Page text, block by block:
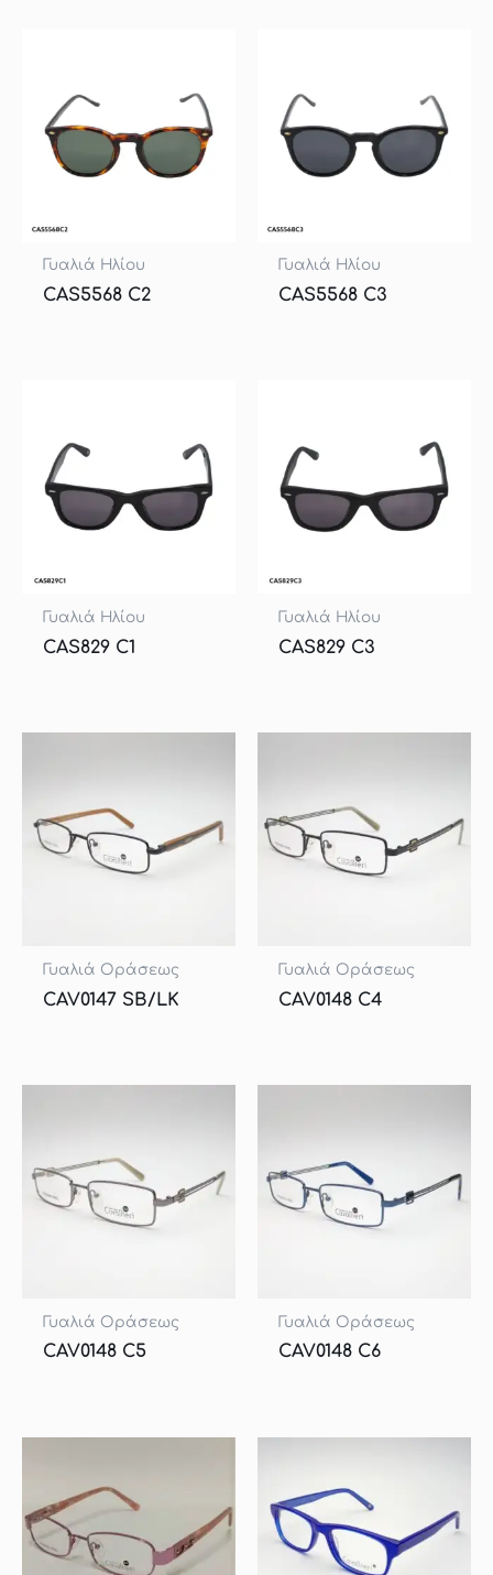
Γυαλιά Ηλίου
CAS5568 C2
Γυαλιά Ηλίου
CAS5568 C3
Γυαλιά Ηλίου
CAS829 C1
Γυαλιά Ηλίου
CAS829 C3
Γυαλιά Οράσεως
CAV0147 SB/LK
Γυαλιά Οράσεως
CAV0148 C4
Γυαλιά Οράσεως
CAV0148 C5
Γυαλιά Οράσεως
CAV0148 C6